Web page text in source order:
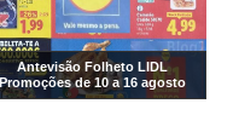
Antevisão Folheto LIDL
de 10 a 16 agosto